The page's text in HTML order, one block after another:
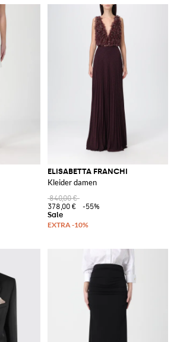
ELISABETTA FRANCHI
Kleider damen
840,00 €
378,00 €
-55%